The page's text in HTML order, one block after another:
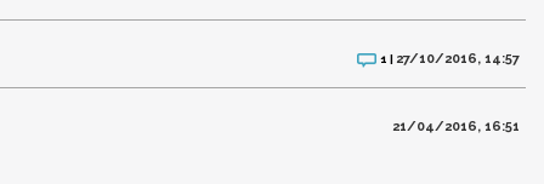
1 | 27/10/2016, 14:57
21/04/2016, 16:51